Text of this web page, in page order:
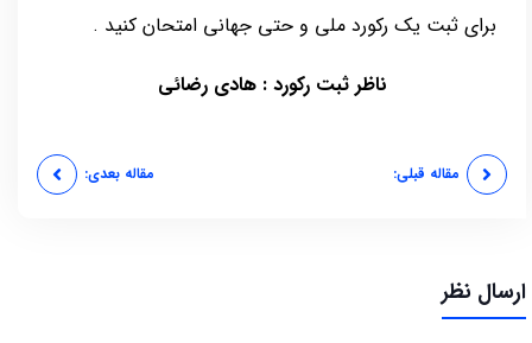
برای ثبت یک رکورد ملی و حتی جهانی امتحان کنید .
ناظر ثبت رکورد : هادی رضائی
مقاله قبلی: مقاله بعدی:
ارسال نظر